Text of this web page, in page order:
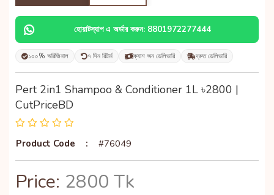
হোয়াটস্যাপ এ অর্ডার করুন: 8801972277444
১০০% অরিজিনাল ৭ দিন রিটার্ন ক্যাশ অন ডেলিভারি দ্রুত ডেলিভারি
Pert 2in1 Shampoo & Conditioner 1L ৳2800 |
CutPriceBD
Product Code : #76049
Price: 2800 Tk